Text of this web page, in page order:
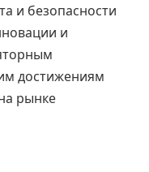
и безопасности
и
достижениям
рынке